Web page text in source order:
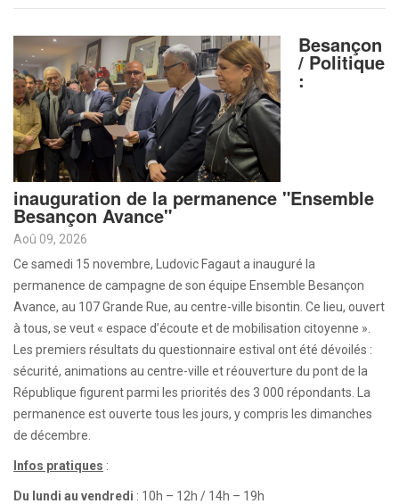
Besançon
/ Politique
:
inauguration de la permanence "Ensemble
Besançon Avance"
Aoû 09, 2026
Ce samedi 15 novembre, Ludovic Fagaut a inauguré la
permanence de campagne de son équipe Ensemble Besançon
Avance, au 107 Grande Rue, au centre-ville bisontin. Ce lieu, ouvert
à tous, se veut « espace d’écoute et de mobilisation citoyenne ».
Les premiers résultats du questionnaire estival ont été dévoilés :
sécurité, animations au centre-ville et réouverture du pont de la
République figurent parmi les priorités des 3 000 répondants. La
permanence est ouverte tous les jours, y compris les dimanches
de décembre.
Infos pratiques :
Du lundi au vendredi : 10h – 12h / 14h – 19h